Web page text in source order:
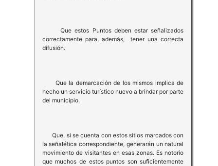
Que estos Puntos deben estar señalizados
correctamente para, además, tener una correcta
difusión.
Que la demarcación de los mismos implica de
hecho un servicio turístico nuevo a brindar por parte
del municipio.
Que, si se cuenta con estos sitios marcados con
la señalética correspondiente, generarán un natural
movimiento de visitantes en esas zonas. Es notorio
que muchos de estos puntos son suficientemente